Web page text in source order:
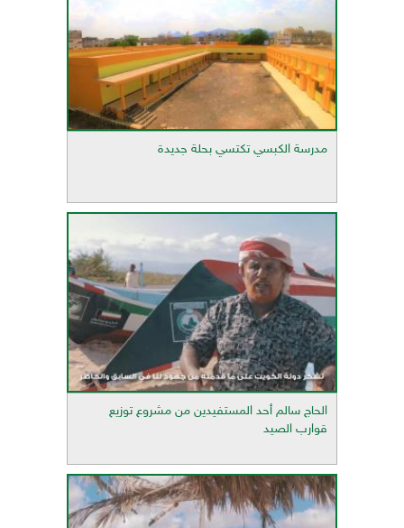
مدرسة الكبسي تكتسي بحلة جديدة
الحاج سالم أحد المستفيدين من مشروع توزيع
قوارب الصيد